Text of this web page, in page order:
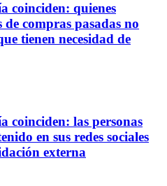
coinciden: quienes
compras pasadas no
tienen necesidad de
coinciden: las personas
en sus redes sociales
externa